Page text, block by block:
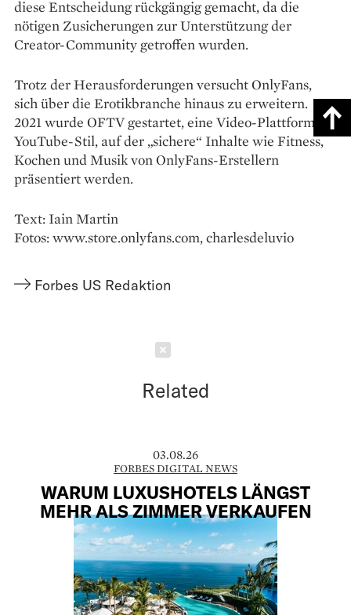
diese Entscheidung rückgängig gemacht, da die
nötigen Zusicherungen zur Unterstützung der
Creator-Community getroffen wurden.
Trotz der Herausforderungen versucht OnlyFans,
sich über die Erotikbranche hinaus zu erweitern.
2021 wurde OFTV gestartet, eine Video-Plattform im
YouTube-Stil, auf der „sichere“ Inhalte wie Fitness,
Kochen und Musik von OnlyFans-Erstellern
präsentiert werden.
Text: Iain Martin
Fotos: www.store.onlyfans.com, charlesdeluvio
Forbes US Redaktion
Related
03.08.26
FORBES DIGITAL NEWS
WARUM LUXUSHOTELS LÄNGST
MEHR ALS ZIMMER VERKAUFEN